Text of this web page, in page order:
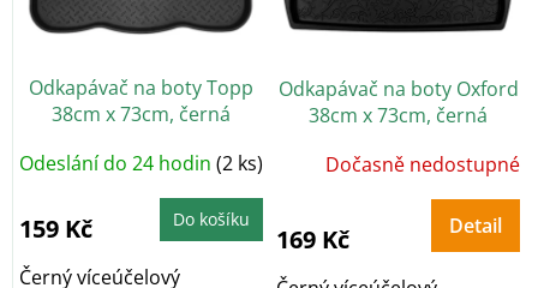
k
Odkapávač na boty Topp
38cm x 73cm, černá
Odeslání do 24 hodin (2 ks)
159 Kč Do košíku
Černý víceúčelový
Odkapávač na boty Oxford
38cm x 73cm, černá
Dočasně nedostupné
169 Kč Detail